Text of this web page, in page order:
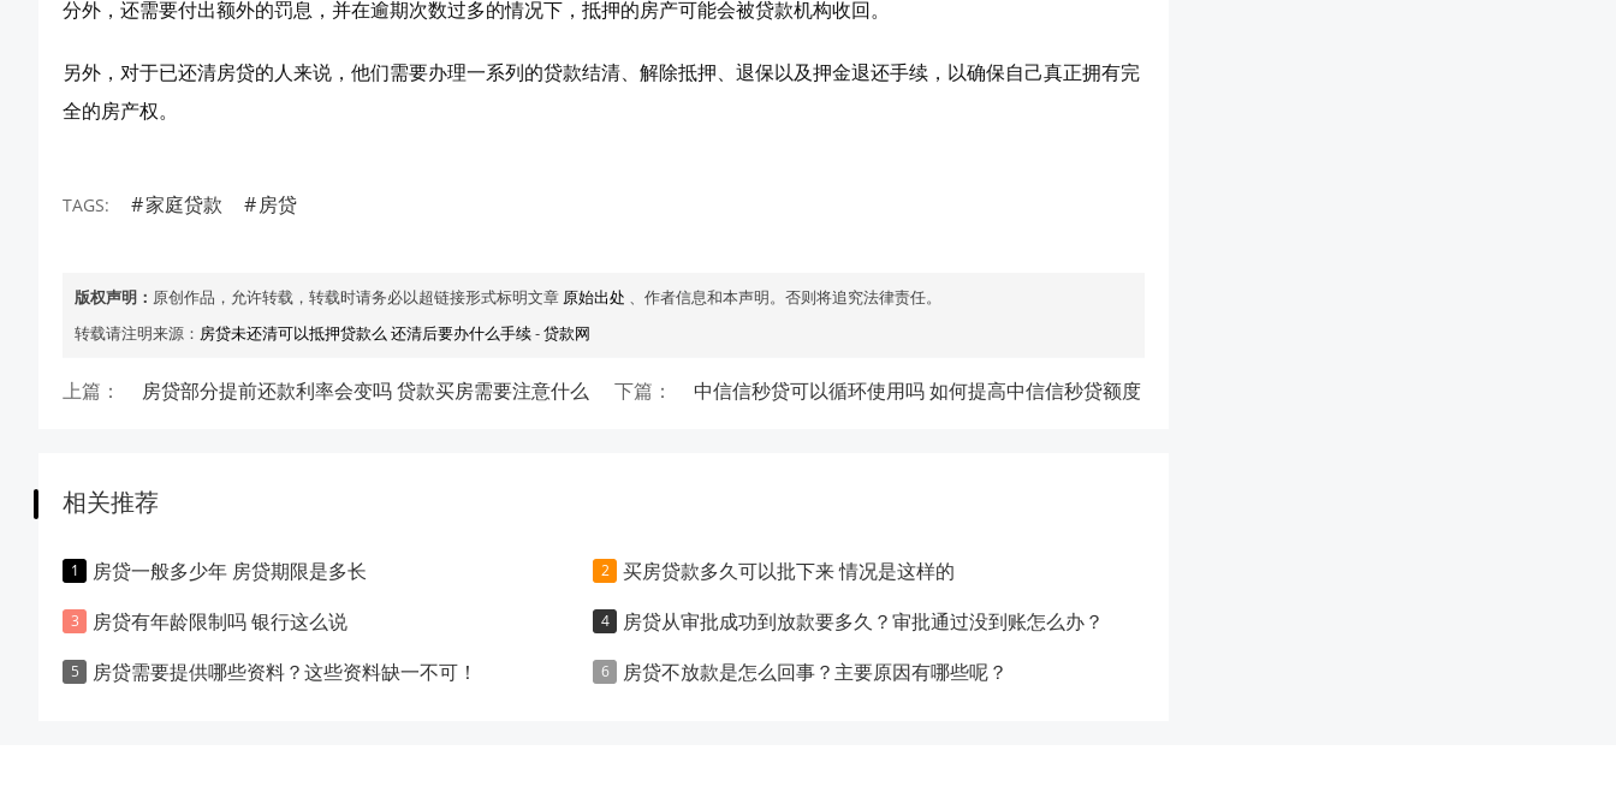
分外，还需要付出额外的罚息，并在逾期次数过多的情况下，抵押的房产可能会被贷款机构收回。
另外，对于已还清房贷的人来说，他们需要办理一系列的贷款结清、解除抵押、退保以及押金退还手续，以确保自己真正拥有完
全的房产权。
TAGS: 家庭贷款 房贷
版权声明： 原创作品，允许转载，转载时请务必以超链接形式标明文章 原始出处 、作者信息和本声明。否则将追究法律责任。
转载请注明来源： 房贷未还清可以抵押贷款么 还清后要办什么手续-贷款网
上篇： 房贷部分提前还款利率会变吗 贷款买房需要注意什么 下篇： 中信信秒贷可以循环使用吗 如何提高中信信秒贷额度
相关推荐
房贷一般多少年 房贷期限是多长
买房贷款多久可以批下来 情况是这样的
房贷有年龄限制吗 银行这么说
房贷从审批成功到放款要多久？审批通过没到账怎么办？
房贷需要提供哪些资料？这些资料缺一不可！
房贷不放款是怎么回事？主要原因有哪些呢？